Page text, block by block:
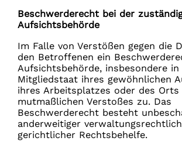
Beschwerde­recht bei der
Aufsichts­behörde
Im Falle von Verstößen gegen die
den Betroffenen ein
Aufsichtsbehörde, insbesondere in
Mitgliedstaat ihres gewöhnlichen
ihres Arbeitsplatzes oder des Orts
mutmaßlichen Verstoßes zu. Das
Beschwerderecht besteht
anderweitiger
gerichtlicher Rechtsbehelfe.